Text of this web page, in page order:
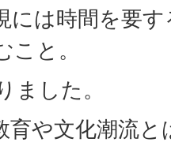
には時間を要
と。
ました。
育や文化潮流